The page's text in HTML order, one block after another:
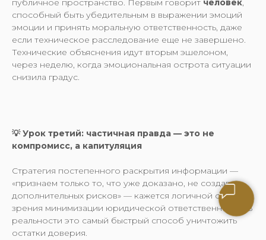
публичное пространство. Первым говорит человек,
способный быть убедительным в выражении эмоций
эмоции и принять моральную ответственность, даже
если техническое расследование еще не завершено.
Технические объяснения идут вторым эшелоном,
через неделю, когда эмоциональная острота ситуации
снизила градус.
💡 Урок третий: частичная правда — это не
компромисс, а капитуляция
Стратегия постепенного раскрытия информации —
«признаем только то, что уже доказано, не создавая
дополнительных рисков» — кажется логичной с точки
зрения минимизации юридической ответственности. В
реальности это самый быстрый способ уничтожить
остатки доверия.